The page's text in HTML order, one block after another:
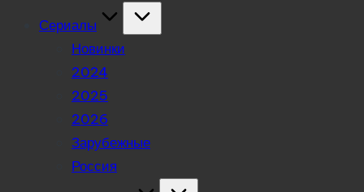
Сериалы
Новинки
2024
2025
2026
Зарубежные
Россия